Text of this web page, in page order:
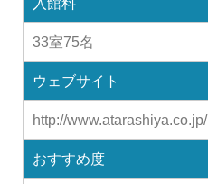
33室75名
ウェブサイト
http://www.atarashiya.co.jp/
おすすめ度